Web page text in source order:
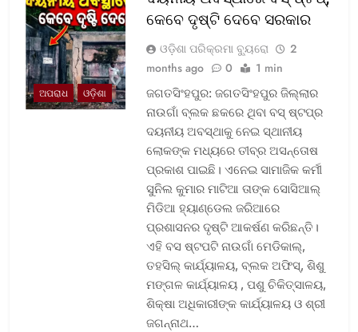
ଅପରାଧ ଓଡ଼ିଶା
କେବେ ଦୃଷ୍ଟି ଦେବେ ସରକାର
ଓଡ଼ିଶା ପରିକ୍ରମା ବ୍ୟୁରୋ
2
months ago
0 1 min
ଜଗତସିଂହପୁର: ଜଗତସିଂହପୁର ଜିଲ୍ଲାର
ନାଉଗାଁ ବ୍ଲକ ଛକରେ ଥିବା ବସ୍‌ ଷ୍ଟପ୍‌ର
ଦୟନୀୟ ଅବସ୍ଥାକୁ ନେଇ ସ୍ଥାନୀୟ
ଲୋକଙ୍କ ମଧ୍ୟରେ ତୀବ୍ର ଅସନ୍ତୋଷ
ପ୍ରକାଶ ପାଇଛି। ଏନେଇ ସାମାଜିକ କର୍ମୀ
ସୁନିଲ କୁମାର ମାଟିଆ ତାଙ୍କ ସୋସିଆଲ୍‌
ମିଡିଆ ହ୍ୟାଣ୍ଡେଲ ଜରିଆରେ
ପ୍ରଶାସନର ଦୃଷ୍ଟି ଆକର୍ଷଣ କରିଛନ୍ତି।
ଏହି ବସ ଷ୍ଟପଟି ନାଉଗାଁ ମେଡିକାଲ୍‌,
ତହସିଲ୍‌ କାର୍ଯ୍ୟାଳୟ, ବ୍ଲକ ଅଫିସ୍‌, ଶିଶୁ
ମଙ୍ଗଳ କାର୍ଯ୍ୟାଳୟ , ପଶୁ ଚିକିତ୍ସାଳୟ,
ଶିକ୍ଷା ଅଧିକାରୀଙ୍କ କାର୍ଯ୍ୟାଳୟ ଓ ଶ୍ରୀ
ଜଗନ୍ନାଥ…